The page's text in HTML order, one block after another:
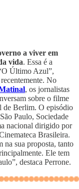
a viver em
vida. Essa é a
Último Azul”,
No
, os jornalistas
sobre o filme
de Berlim. O episódio
Paulo, Sociedade
nacional dirigido por
Brasileira.
na sua proposta, tanto
Ele tem
destaca Perrone.